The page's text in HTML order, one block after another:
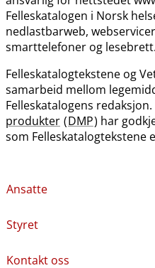
Felleskatalogen i Norsk
nedlastbarweb,
smarttelefoner og lesebrett.
Felleskatalogtekstene og
samarbeid mellom
Felleskatalogens redaksjon.
produkter (DMP) har
som Felleskatalogtekstene
Ansatte
Styret
Kontakt oss